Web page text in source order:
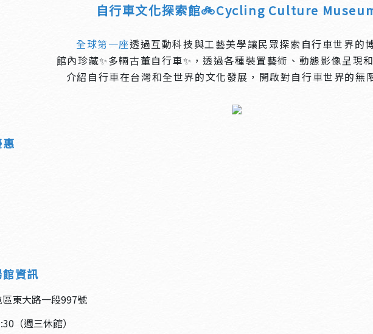
自行車文化探索館🚲Cycling Culture
全球第一座透過互動科技與工藝美學讓民眾探索自行車世界的
館內珍藏✨多輛古董自行車✨，透過各種裝置藝術、動態影像呈現
介紹自行車在台灣和全世界的文化發展，開啟對自行車世界的無
資訊
東大路一段997號
（週三休館）